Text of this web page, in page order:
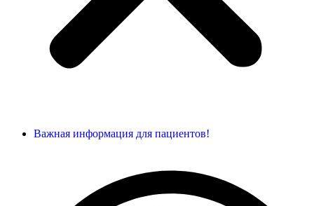
Важная информация для пациентов!